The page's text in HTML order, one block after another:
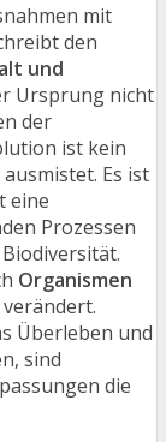
mit
den
und
Ursprung nicht
der
ist kein
Es ist
eine
Prozessen
Organismen
Überleben und
sind
die